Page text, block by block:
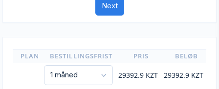
PLAN BESTILLINGSFRIST PRIS BELØB
29392.9 KZT 29392.9 KZT